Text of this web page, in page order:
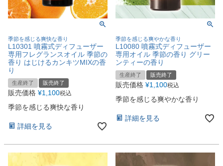
季節を感じる爽快な香り
L10301 噴霧式ディフューザー
専用フレグランスオイル 季節の
香り はじけるカンキツMIXの香
り
生産終了 販売終了
販売価格 ¥1,100税込
季節を感じる爽快な香り
詳細を見る
季節を感じる爽やかな香り
L10080 噴霧式ディフューザー
専用オイル 季節の香り グリー
ンティーの香り
生産終了 販売終了
販売価格 ¥1,100税込
季節を感じる爽やかな香り
詳細を見る